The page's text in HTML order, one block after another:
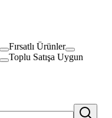
Fırsatlı Ürünler
Toplu Satışa Uygun